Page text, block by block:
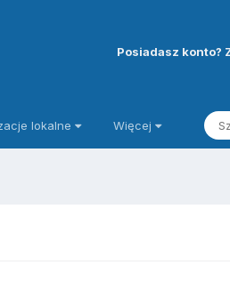
Posiadasz konto?
lokalne Więcej